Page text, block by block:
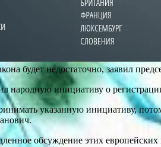
будет недостаточно, заявил
народную инициативу о
указанную инициативу,
обсуждение этих